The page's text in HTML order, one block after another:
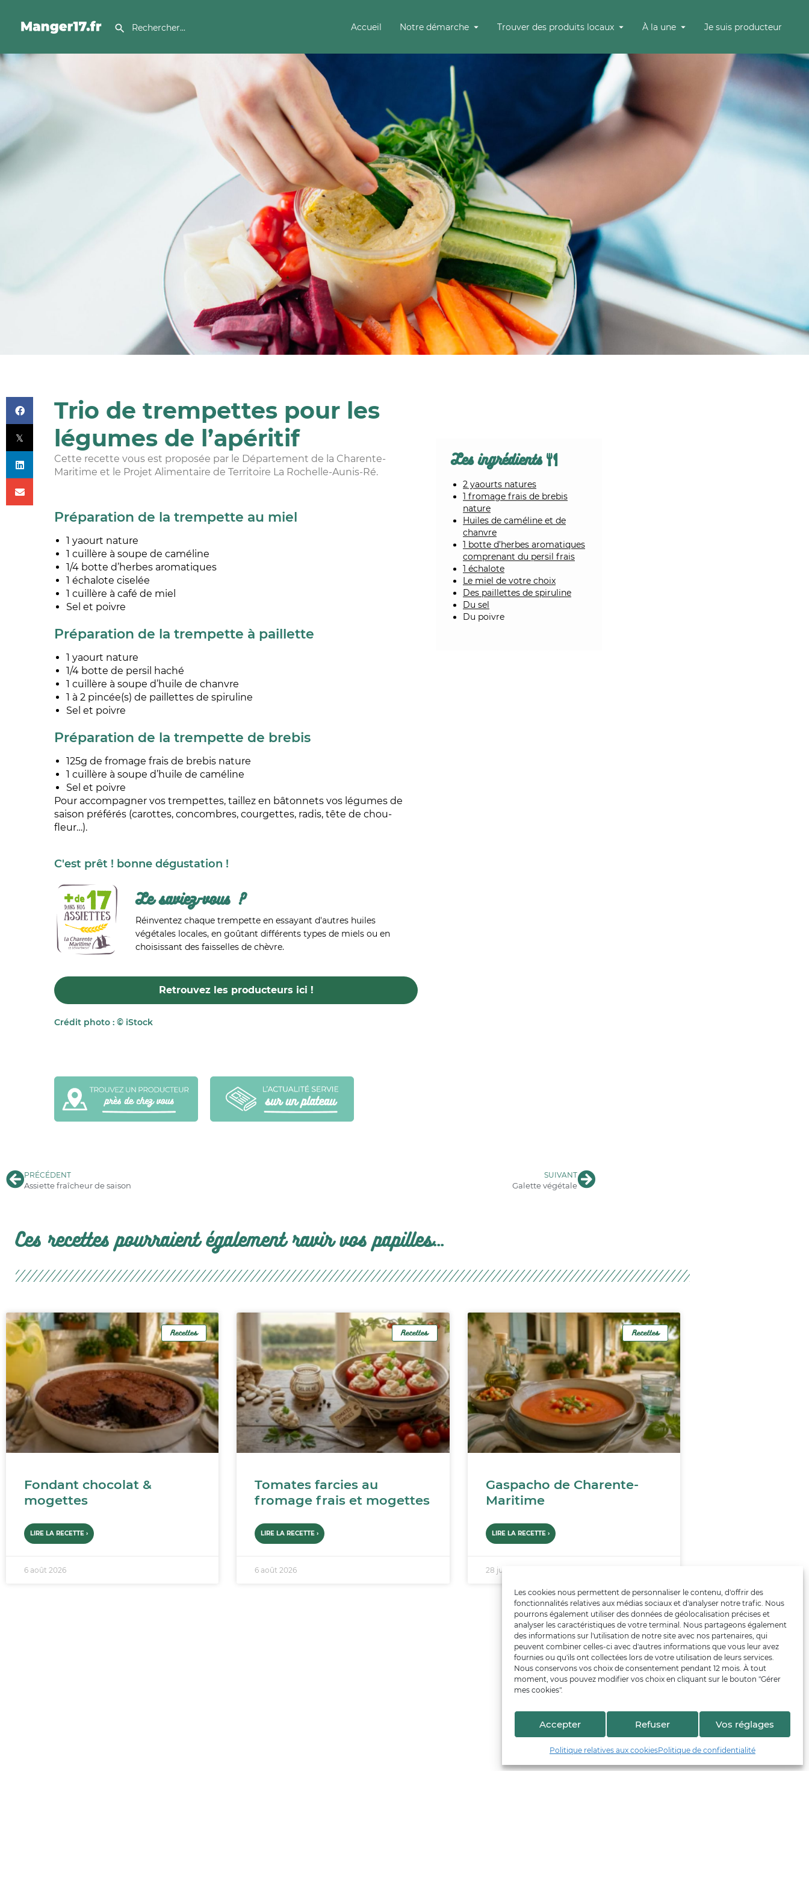
Les cookies nous permettent de personnaliser le contenu, d'offrir des
fonctionnalités relatives aux médias sociaux et d'analyser notre trafic. Nous
pourrons également utiliser des données de géolocalisation précises et
analyser les caractéristiques de votre terminal. Nous partageons également
des informations sur l'utilisation de notre site avec nos partenaires, qui
peuvent combiner celles-ci avec d'autres informations que vous leur avez
fournies ou qu'ils ont collectées lors de votre utilisation de leurs services.
Nous conservons vos choix de consentement pendant 12 mois. À tout
moment, vous pouvez modifier vos choix en cliquant sur le bouton "Gérer
mes cookies".
Accepter Refuser Vos réglages
Politique relatives aux cookiesPolitique de confidentialité
Accueil Notre démarche Trouver des produits locaux À la une Je suis producteur
Trio de trempettes pour les
légumes de l’apéritif
Cette recette vous est proposée par le Département de la Charente-
Maritime et le Projet Alimentaire de Territoire La Rochelle-Aunis-Ré.
Préparation de la trempette au miel
1 yaourt nature
1 cuillère à soupe de caméline
1/4 botte d’herbes aromatiques
1 échalote ciselée
1 cuillère à café de miel
Sel et poivre
Préparation de la trempette à paillette
1 yaourt nature
1/4 botte de persil haché
1 cuillère à soupe d’huile de chanvre
1 à 2 pincée(s) de paillettes de spiruline
Sel et poivre
Préparation de la trempette de brebis
125g de fromage frais de brebis nature
1 cuillère à soupe d’huile de caméline
Sel et poivre
Pour accompagner vos trempettes, taillez en bâtonnets vos légumes de
saison préférés (carottes, concombres, courgettes, radis, tête de chou-
fleur…).
C'est prêt ! bonne dégustation !
Le saviez-vous ?
Réinventez chaque trempette en essayant d'autres huiles
végétales locales, en goûtant différents types de miels ou en
choisissant des faisselles de chèvre.
Retrouvez les producteurs ici !
Crédit photo : © iStock
Les ingrédients
2 yaourts natures
1 fromage frais de brebis
nature
Huiles de caméline et de
chanvre
1 botte d’herbes aromatiques
comprenant du persil frais
1 échalote
Le miel de votre choix
Des paillettes de spiruline
Du sel
Du poivre
PRÉCÉDENT
Assiette fraîcheur de saison
SUIVANT
Galette végétale
Ces recettes pourraient également ravir vos papilles...
Recettes
Fondant chocolat &
mogettes
LIRE LA RECETTE ›
6 août 2026
Recettes
Tomates farcies au
fromage frais et mogettes
LIRE LA RECETTE ›
6 août 2026
Recettes
Gaspacho de Charente-
Maritime
LIRE LA RECETTE ›
28 juillet 2026